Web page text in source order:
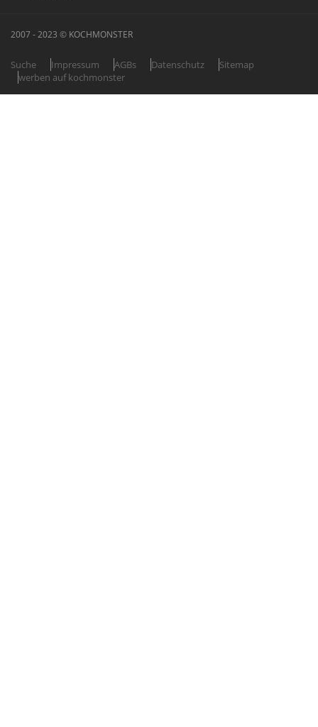
2007 - 2023 © KOCHMONSTER
Suche Impressum AGBs Datenschutz
Sitemap
werben auf kochmonster